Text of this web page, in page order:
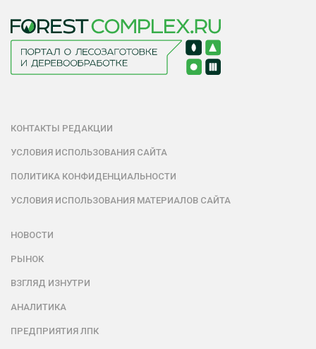
КОНТАКТЫ РЕДАКЦИИ
УСЛОВИЯ ИСПОЛЬЗОВАНИЯ САЙТА
ПОЛИТИКА КОНФИДЕНЦИАЛЬНОСТИ
УСЛОВИЯ ИСПОЛЬЗОВАНИЯ МАТЕРИАЛОВ САЙТА
НОВОСТИ
РЫНОК
ВЗГЛЯД ИЗНУТРИ
АНАЛИТИКА
ПРЕДПРИЯТИЯ ЛПК